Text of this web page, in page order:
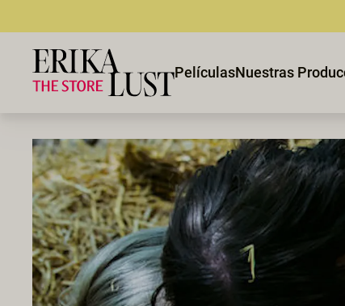
PelículasNuestras